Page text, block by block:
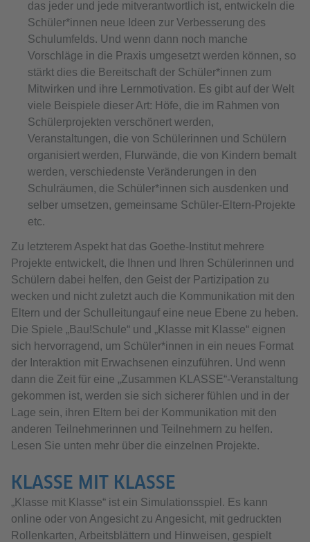
das jeder und jede mitverantwortlich ist, entwickeln die
Schüler*innen neue Ideen zur Verbesserung des
Schulumfelds. Und wenn dann noch manche
Vorschläge in die Praxis umgesetzt werden können, so
stärkt dies die Bereitschaft der Schüler*innen zum
Mitwirken und ihre Lernmotivation. Es gibt auf der Welt
viele Beispiele dieser Art: Höfe, die im Rahmen von
Schülerprojekten verschönert werden,
Veranstaltungen, die von Schülerinnen und Schülern
organisiert werden, Flurwände, die von Kindern bemalt
werden, verschiedenste Veränderungen in den
Schulräumen, die Schüler*innen sich ausdenken und
selber umsetzen, gemeinsame Schüler-Eltern-Projekte
etc.
Zu letzterem Aspekt hat das Goethe-Institut mehrere
Projekte entwickelt, die Ihnen und Ihren Schülerinnen und
Schülern dabei helfen, den Geist der Partizipation zu
wecken und nicht zuletzt auch die Kommunikation mit den
Eltern und der Schulleitungauf eine neue Ebene zu heben.
Die Spiele „Bau!Schule“ und „Klasse mit Klasse“ eignen
sich hervorragend, um Schüler*innen in ein neues Format
der Interaktion mit Erwachsenen einzuführen. Und wenn
dann die Zeit für eine „Zusammen KLASSE“-Veranstaltung
gekommen ist, werden sie sich sicherer fühlen und in der
Lage sein, ihren Eltern bei der Kommunikation mit den
anderen Teilnehmerinnen und Teilnehmern zu helfen.
Lesen Sie unten mehr über die einzelnen Projekte.
KLASSE MIT KLASSE
„Klasse mit Klasse“ ist ein Simulationsspiel. Es kann
online oder von Angesicht zu Angesicht, mit gedruckten
Rollenkarten, Arbeitsblättern und Hinweisen, gespielt